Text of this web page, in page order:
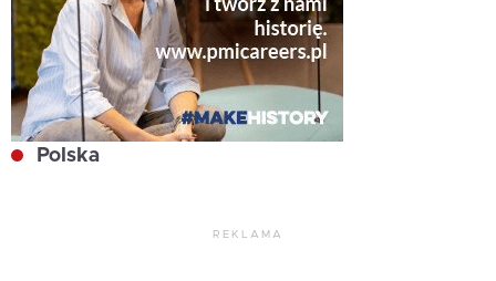
Polska
REKLAMA